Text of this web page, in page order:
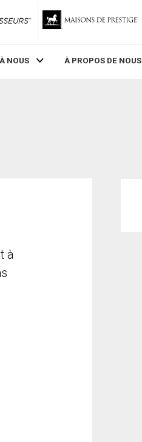
RLP
NOUS À PROPOS DE NOUS
à